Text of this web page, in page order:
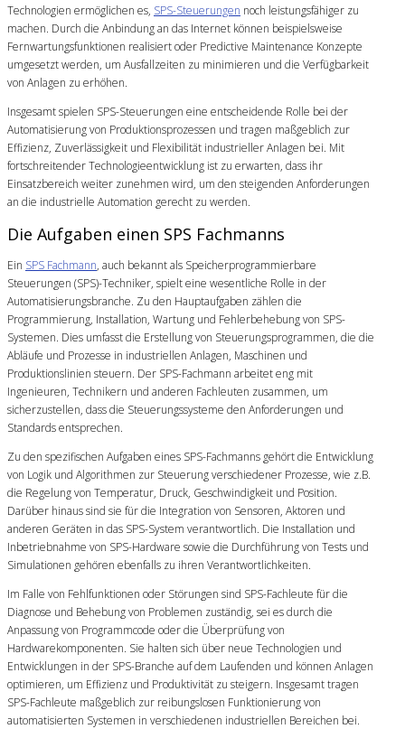
Technologien ermöglichen es, SPS-Steuerungen noch leistungsfähiger zu
machen. Durch die Anbindung an das Internet können beispielsweise
Fernwartungsfunktionen realisiert oder Predictive Maintenance Konzepte
umgesetzt werden, um Ausfallzeiten zu minimieren und die Verfügbarkeit
von Anlagen zu erhöhen.
Insgesamt spielen SPS-Steuerungen eine entscheidende Rolle bei der
Automatisierung von Produktionsprozessen und tragen maßgeblich zur
Effizienz, Zuverlässigkeit und Flexibilität industrieller Anlagen bei. Mit
fortschreitender Technologieentwicklung ist zu erwarten, dass ihr
Einsatzbereich weiter zunehmen wird, um den steigenden Anforderungen
an die industrielle Automation gerecht zu werden.
Die Aufgaben einen SPS Fachmanns
Ein SPS Fachmann, auch bekannt als Speicherprogrammierbare
Steuerungen (SPS)-Techniker, spielt eine wesentliche Rolle in der
Automatisierungsbranche. Zu den Hauptaufgaben zählen die
Programmierung, Installation, Wartung und Fehlerbehebung von SPS-
Systemen. Dies umfasst die Erstellung von Steuerungsprogrammen, die die
Abläufe und Prozesse in industriellen Anlagen, Maschinen und
Produktionslinien steuern. Der SPS-Fachmann arbeitet eng mit
Ingenieuren, Technikern und anderen Fachleuten zusammen, um
sicherzustellen, dass die Steuerungssysteme den Anforderungen und
Standards entsprechen.
Zu den spezifischen Aufgaben eines SPS-Fachmanns gehört die Entwicklung
von Logik und Algorithmen zur Steuerung verschiedener Prozesse, wie z.B.
die Regelung von Temperatur, Druck, Geschwindigkeit und Position.
Darüber hinaus sind sie für die Integration von Sensoren, Aktoren und
anderen Geräten in das SPS-System verantwortlich. Die Installation und
Inbetriebnahme von SPS-Hardware sowie die Durchführung von Tests und
Simulationen gehören ebenfalls zu ihren Verantwortlichkeiten.
Im Falle von Fehlfunktionen oder Störungen sind SPS-Fachleute für die
Diagnose und Behebung von Problemen zuständig, sei es durch die
Anpassung von Programmcode oder die Überprüfung von
Hardwarekomponenten. Sie halten sich über neue Technologien und
Entwicklungen in der SPS-Branche auf dem Laufenden und können Anlagen
optimieren, um Effizienz und Produktivität zu steigern. Insgesamt tragen
SPS-Fachleute maßgeblich zur reibungslosen Funktionierung von
automatisierten Systemen in verschiedenen industriellen Bereichen bei.